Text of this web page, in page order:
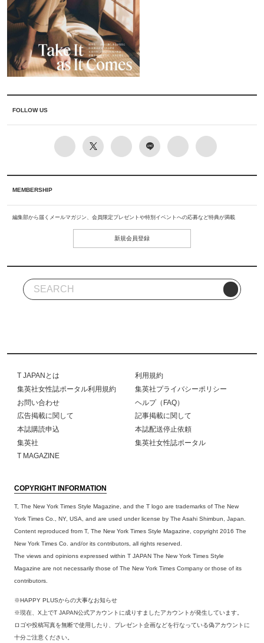
FOLLOW US
MEMBERSHIP
編集部から届くメールマガジン、会員限定プレゼントや特別イベントへの応募など特典が満載
新規会員登録
T JAPANとは
利用規約
集英社女性誌ポータル利用規約
集英社プライバシーポリシー
お問い合わせ
ヘルプ（FAQ）
広告掲載に関して
記事掲載に関して
本誌購読申込
本誌配送停止依頼
集英社
集英社女性誌ポータル
T MAGAZINE
COPYRIGHT INFORMATION
T, The New York Times Style Magazine, and the T logo are trademarks of The New
York Times Co., NY, USA, and are used under license by The Asahi Shimbun, Japan.
Content reproduced from T, The New York Times Style Magazine, copyright 2016 The
New York Times Co. and/or its contributors, all rights reserved.
The views and opinions expressed within T JAPAN The New York Times Style
Magazine are not necessarily those of The New York Times Company or those of its
contributors.
※HAPPY PLUSからの大事なお知らせ
※現在、X上でT JAPAN公式アカウントに成りすましたアカウントが発生しています。
ロゴや投稿写真を無断で使用したり、プレゼント企画などを行なっている偽アカウントに
十分ご注意ください。